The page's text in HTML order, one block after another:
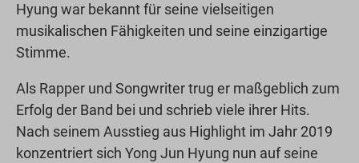
Hyung war bekannt für seine vielseitigen
musikalischen Fähigkeiten und seine einzigartige
Stimme.
Als Rapper und Songwriter trug er maßgeblich zum
Erfolg der Band bei und schrieb viele ihrer Hits.
Nach seinem Ausstieg aus Highlight im Jahr 2019
konzentriert sich Yong Jun Hyung nun auf seine